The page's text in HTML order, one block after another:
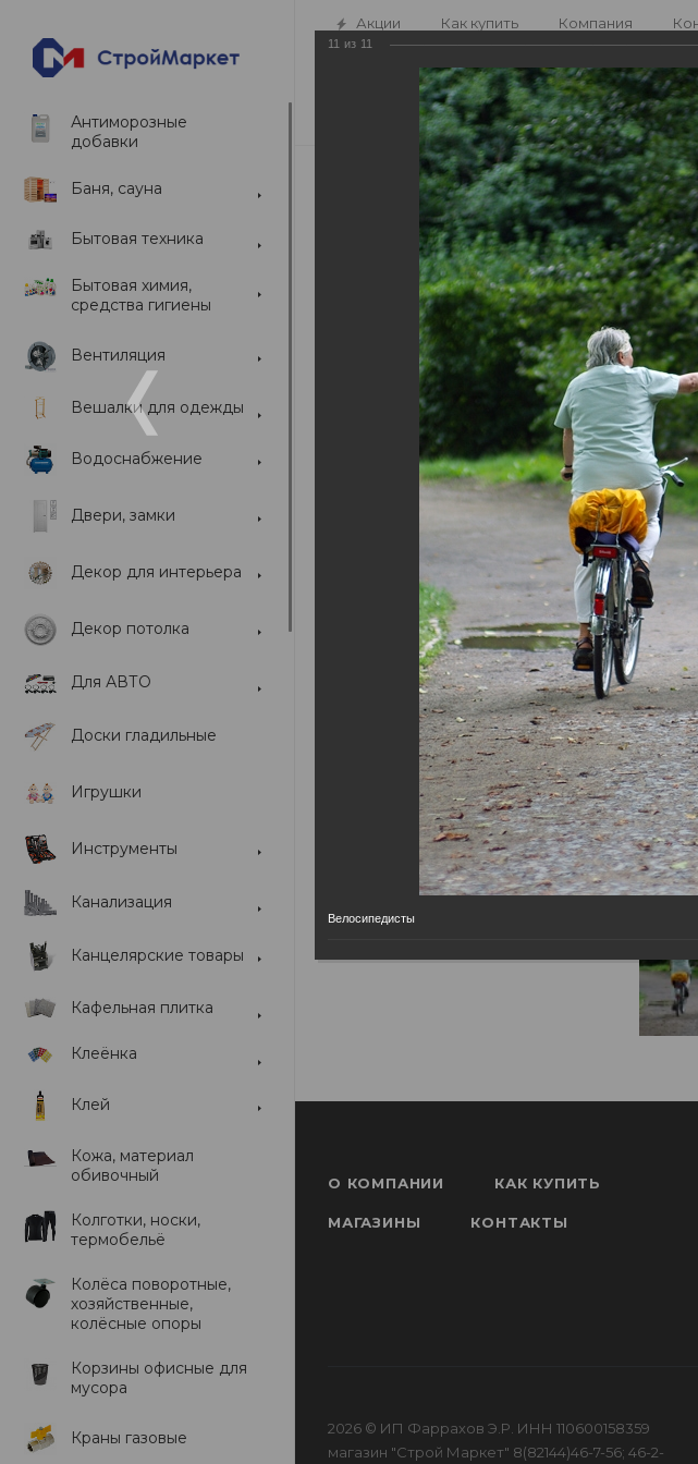
Акции Как купить Компания
Антиморозные
добавки
Баня, сауна
Бытовая техника
Бытовая химия,
средства гигиены
Вентиляция
Вешалки для одежды
Водоснабжение
Двери, замки
Декор для интерьера
Декор потолка
Для АВТО
Доски гладильные
Игрушки
Инструменты
Канализация
Канцелярские товары
Кафельная плитка
Клеёнка
Клей
Кожа, материал
обивочный
Колготки, носки,
термобельё
Колёса поворотные,
хозяйственные,
колёсные опоры
Корзины офисные для
мусора
Краны газовые
Отпуск
Социальная сеть — Дмитрий —
Живая лента
Личная страница
Найти людей
Блог-лента
Фотогалерея
О КОМПАНИИ КАК КУПИТЬ
МАГАЗИНЫ КОНТАКТЫ
2026 © ИП Фаррахов Э.Р. ИНН 110600158359
магазин "Строй Маркет" 8(82144)46-7-56; 46-2-
11 из 11
Велосипедисты